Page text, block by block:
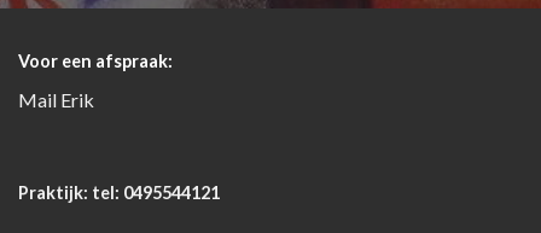
Voor een afspraak:
Mail Erik
Praktijk: tel: 0495544121